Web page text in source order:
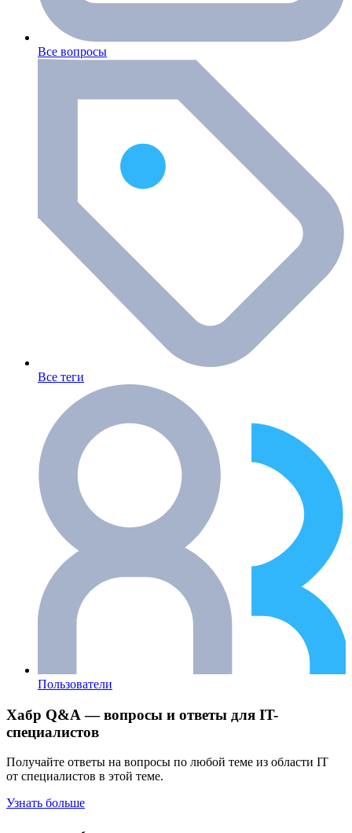
Все вопросы
Все теги
Пользователи
Хабр Q&A — вопросы и ответы для IT-
специалистов
Получайте ответы на вопросы по любой теме из области IT
от специалистов в этой теме.
Узнать больше